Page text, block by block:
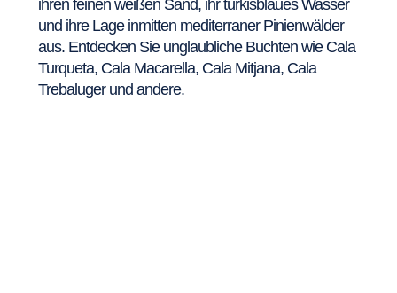
ihren feinen weißen Sand, ihr türkisblaues Wasser
und ihre Lage inmitten mediterraner Pinienwälder
aus. Entdecken Sie unglaubliche Buchten wie Cala
Turqueta, Cala Macarella, Cala Mitjana, Cala
Trebaluger und andere.